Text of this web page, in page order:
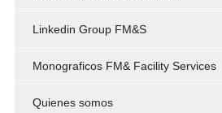
Linkedin Group FM&S
Monograficos FM& Facility Services
Quienes somos